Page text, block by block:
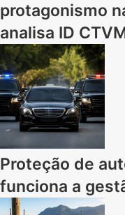
protagonismo
analisa ID
Proteção de
funciona a